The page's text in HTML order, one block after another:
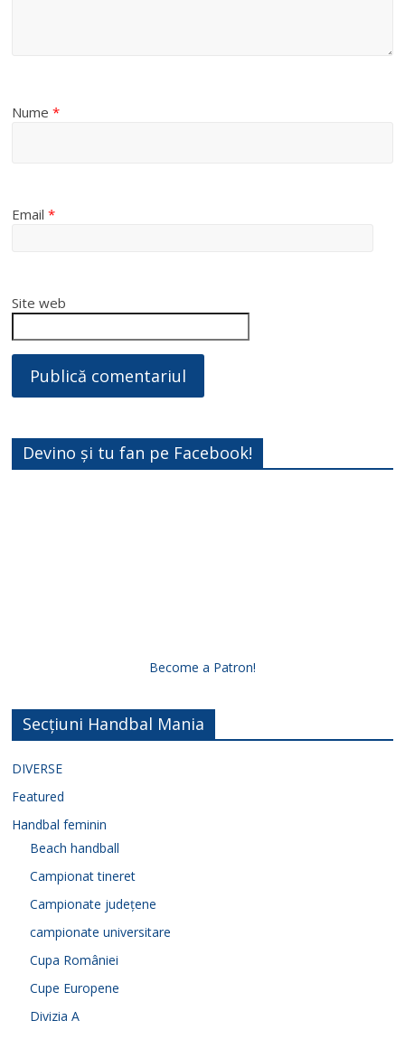
Nume*
Email*
Site web
Devino și tu fan pe Facebook!
Become a Patron!
Secțiuni Handbal Mania
DIVERSE
Featured
Handbal feminin
Beach handball
Campionat tineret
Campionate județene
campionate universitare
Cupa României
Cupe Europene
Divizia A